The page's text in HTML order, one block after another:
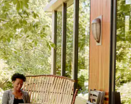
bas pour les parcourir ou en appuyant